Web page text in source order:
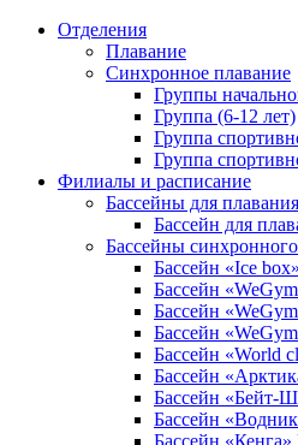
Отделения
Плавание
Синхронное плавание
Группы
Группа (6-12 лет)
Группа
Группа
Филиалы и расписание
Бассейны для плавания
Бассейн для
Бассейны
Бассейн «Ice
Бассейн
Бассейн
Бассейн
Бассейн «World
Бассейн
Бассейн «Бейт-
Бассейн
Бассейн «Кенга»